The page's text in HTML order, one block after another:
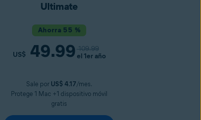
Ultimate
Ahorra 55 %
US$ 49.99 109.99
el 1er año
Sale por US$ 4.17/mes.
Protege 1 Mac +1 dispositivo móvil
gratis